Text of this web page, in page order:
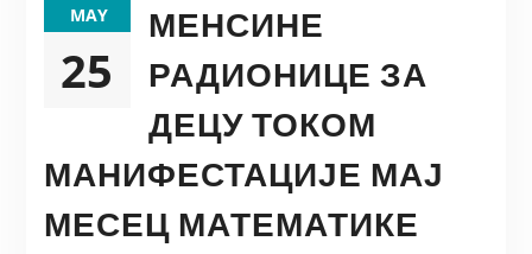
MAY
25
МЕНСИНЕ
РАДИОНИЦЕ ЗА
ДЕЦУ ТОКОМ
МАНИФЕСТАЦИЈЕ МАЈ
МЕСЕЦ МАТЕМАТИКЕ